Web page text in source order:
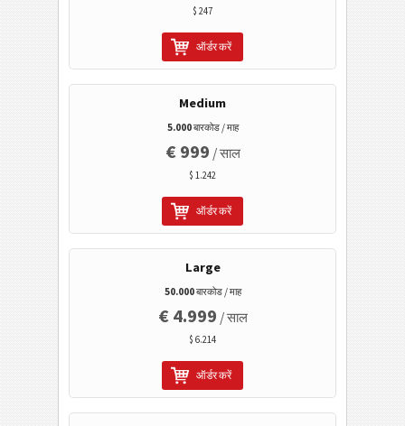
जीएस1 2डी बारकोड
इलेक्ट्रॉनिक बैंकिंग/एसईपीए
मोबाइल टैगिंग
स्वास्थ्य सेवा
आईएसबीएन कोड
बिजनेस कार्ड
वाई-फाई बारकोड
$ 247
ऑर्डर करें
Medium
5.000बारकोड / माह
€ 999 / साल
$ 1.242
ऑर्डर करें
Large
50.000बारकोड / माह
€ 4.999 / साल
$ 6.214
ऑर्डर करें